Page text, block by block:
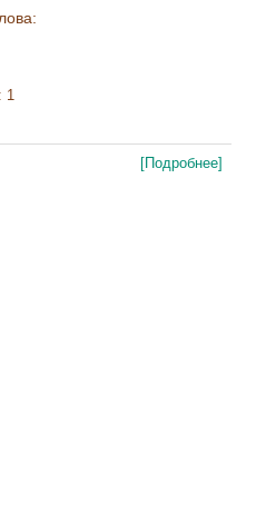
1
[Подробнее]